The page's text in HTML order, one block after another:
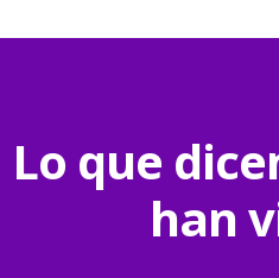
Lo que
han